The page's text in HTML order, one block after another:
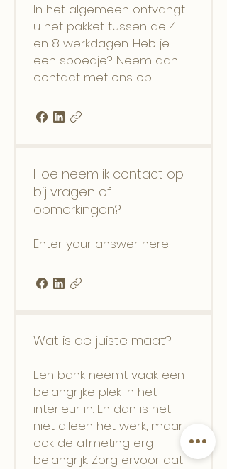
In het algemeen ontvangt
u het pakket tussen de 4
en 8 werkdagen. Heb je
een spoedje? Neem dan
contact met ons op!
Hoe neem ik contact op
bij vragen of
opmerkingen?
Enter your answer here
Wat is de juiste maat?
Een bank neemt vaak een
belangrijke plek in het
interieur in. En dan is het
niet alleen het werk, maar
ook de afmeting erg
belangrijk. Zorg ervoor dat